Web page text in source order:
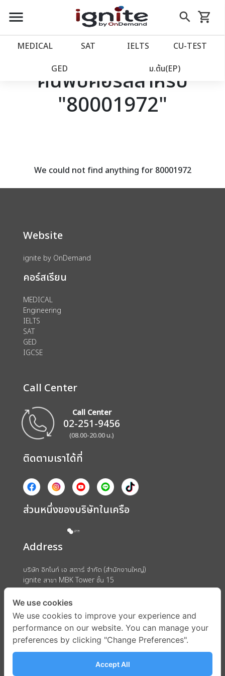
close
account_balance หน้าแรก
เว็บไซต์อิกไนท์
โปรโมชั่น
assignment ลงทะเบียน
menu search
Skip
to
shopping_cart
รถเข็น
MEDICAL SAT IELTS CU‑TEST
GED ม.ต้น(EP)
ค้นพบคอร์สสำหรับ
"80001972"
We could not find anything for 80001972
Website
ignite by OnDemand
คอร์สเรียน
MEDICAL
Engineering
IELTS
SAT
GED
IGCSE
Call Center
Call Center
02-251-9456
(08.00-20.00 น.)
ติดตามเราได้ที่
ส่วนหนึ่งของบริษัทในเครือ
Address
บริษัท อิกไนท์ เอ สตาร์ จำกัด (สำนักงานใหญ่)
ignite สาขา MBK Tower ชั้น 15
ถนนพญาไท แขวงวังใหม่ เขตปทุมวัน กรุงเทพมหานคร 10330
We use cookies
We use cookies to improve your experience and
performance on our website. You can manage your
preferences by clicking "Change Preferences".
Accept All